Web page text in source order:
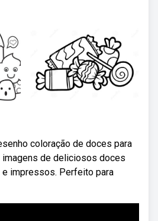
coloração de doces para
de deliciosos doces
impressos. Perfeito para